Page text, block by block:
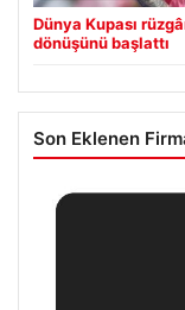
Dünya Kupası
dönüşünü başlattı
Son Eklenen